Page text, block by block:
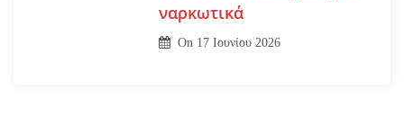
ναρκωτικά
On 17 Ιουνίου 2026